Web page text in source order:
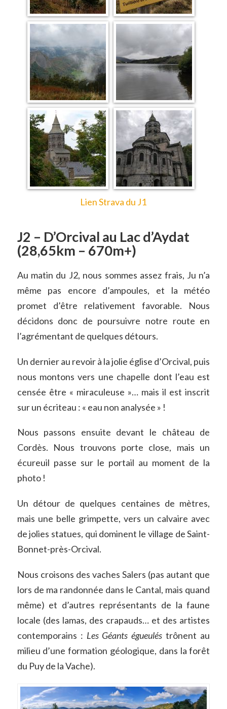
Lien Strava du J1
J2 – D’Orcival au Lac d’Aydat
(28,65km – 670m+)
Au matin du J2, nous sommes assez frais, Ju n’a
même pas encore d’ampoules, et la météo
promet d’être relativement favorable. Nous
décidons donc de poursuivre notre route en
l’agrémentant de quelques détours.
Un dernier au revoir à la jolie église d’Orcival, puis
nous montons vers une chapelle dont l’eau est
censée être « miraculeuse »… mais il est inscrit
sur un écriteau : « eau non analysée » !
Nous passons ensuite devant le château de
Cordès. Nous trouvons porte close, mais un
écureuil passe sur le portail au moment de la
photo !
Un détour de quelques centaines de mètres,
mais une belle grimpette, vers un calvaire avec
de jolies statues, qui dominent le village de Saint-
Bonnet-près-Orcival.
Nous croisons des vaches Salers (pas autant que
lors de ma randonnée dans le Cantal, mais quand
même) et d’autres représentants de la faune
locale (des lamas, des crapauds… et des artistes
contemporains : Les Géants égueulés trônent au
milieu d’une formation géologique, dans la forêt
du Puy de la Vache).